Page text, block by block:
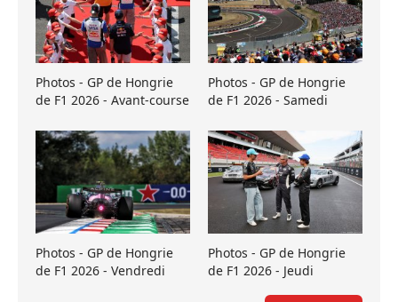
Photos - GP de Hongrie
de F1 2026 - Avant-course
Photos - GP de Hongrie
de F1 2026 - Samedi
Photos - GP de Hongrie
de F1 2026 - Vendredi
Photos - GP de Hongrie
de F1 2026 - Jeudi